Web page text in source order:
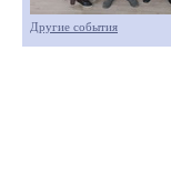
Другие события